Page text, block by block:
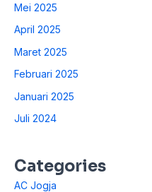
Mei 2025
April 2025
Maret 2025
Februari 2025
Januari 2025
Juli 2024
Categories
AC Jogja